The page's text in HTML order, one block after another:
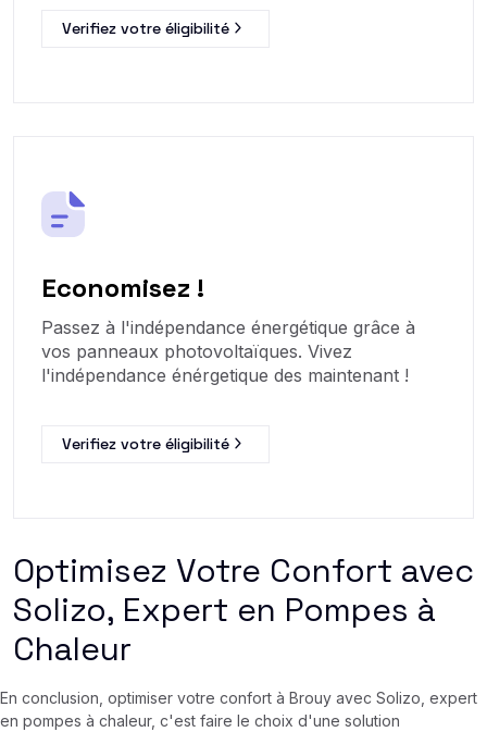
Verifiez votre éligibilité
Economisez !
Passez à l'indépendance énergétique grâce à
vos panneaux photovoltaïques. Vivez
l'indépendance énérgetique des maintenant !
Verifiez votre éligibilité
Optimisez Votre Confort avec
Solizo, Expert en Pompes à
Chaleur
En conclusion, optimiser votre confort à Brouy avec Solizo, expert
en pompes à chaleur, c'est faire le choix d'une solution